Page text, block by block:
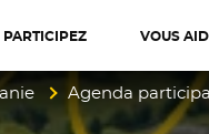
PARTICIPEZ VOUS
Agenda